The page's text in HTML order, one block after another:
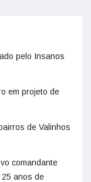
pelo Insanos
em projeto de
de Valinhos
comandante
anos de